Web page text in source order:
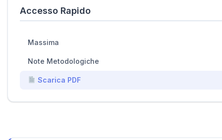
Accesso Rapido
Massima
Note Metodologiche
Scarica PDF